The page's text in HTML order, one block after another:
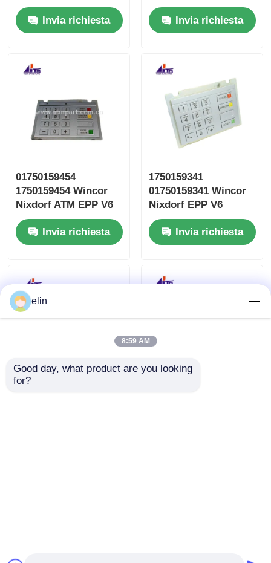
bifurcato Parti ATM
Invia richiesta
Lock Key ATM Parti
Invia richiesta
01750159454
1750159454 Wincor
Nixdorf ATM EPP V6
tastiera russa
Invia richiesta
1750159341
01750159341 Wincor
Nixdorf EPP V6
tastiera inglese
EPPV6Invia richiesta
elin
8:59 AM
Good day, what product are you looking
for?